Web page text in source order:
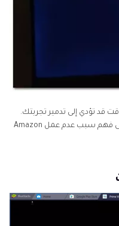
قد تؤدي إلى تدمير تجربتك.
لكن لا تقلق، نحن هنا لدعمك! نحن بحاجة إلى فهم سبب عدم عمل Amazon